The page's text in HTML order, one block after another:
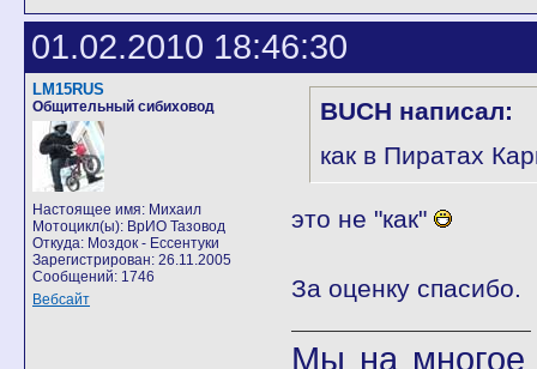
01.02.2010 18:46:30
LM15RUS
Общительный сибиховод
Настоящее имя: Михаил
Мотоцикл(ы): ВрИО Тазовод
Откуда: Моздок - Ессентуки
Зарегистрирован: 26.11.2005
Сообщений: 1746
Вебсайт
BUCH написал:
как в Пиратах
это не "как"
За оценку спасибо.
Мы на многое